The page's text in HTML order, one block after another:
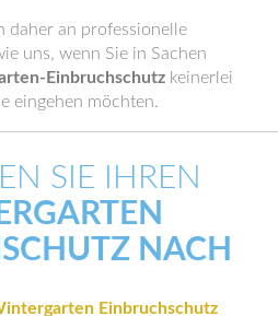
daher an professionelle
uns, wenn Sie in Sachen
Einbruchschutzkeinerlei
eingehen möchten.
SIE IHREN
NACH
Einbruchschutz